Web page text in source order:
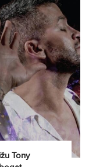
Tony